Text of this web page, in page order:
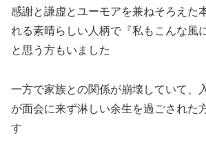
感謝と謙虚とユーモアを兼ねそろえた
れる素晴らしい人柄で『私もこんな風
と思う方もいました
一方で家族との関係が崩壊していて、
が面会に来ず淋しい余生を過ごされた
す